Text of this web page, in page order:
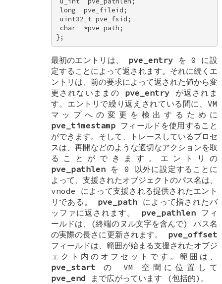
long  pve_fileid;
uint32_t pve_fsid;
char  *pve_path;
};
最初のエントリは、 pve_entry を 0 に設
定することによって返されます。それに続くエ
ントリは、前の要求によって返された値から変
更されないままの pve_entry が返されま
す。エントリで繰り返えされている間に、VM
マップへの変更を検出するために
pve_timestampフィールドを使用すること
ができます。そして、トレースしているプロセ
スは、再開などのような適切なアクションを取
ることができます。エントリの
pve_pathlenを 0 以外に設定することに
よって、支援されたオブジェクトのパス名は、
vnode によって支援される提供されたエント
リである。 pve_path によって指されたバ
ッファに返されます。 pve_pathlenフィ
ールドは、(終端のヌル文字を含んで) パス名
の実際の長さに更新されます。 pve_offset
フィールドは、範囲が始まる支援されたオブジ
ェクト内のオフセットです。範囲は、
pve_start の VM 空間に位置して
pve_end まで広がっています (包括的)。